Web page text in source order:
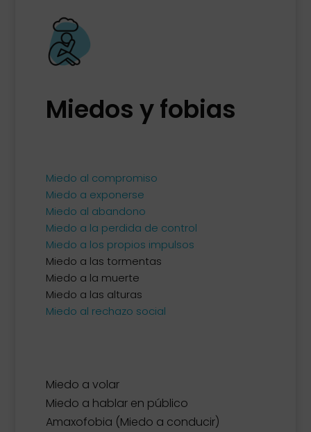
Miedos y fobias
Miedo al compromiso
Miedo a exponerse
Miedo al abandono
Miedo a la perdida de control
Miedo a los propios impulsos
Miedo a las tormentas
Miedo a la muerte
Miedo a las alturas
Miedo al rechazo social
Miedo a volar
Miedo a hablar en público
Amaxofobia (Miedo a conducir)